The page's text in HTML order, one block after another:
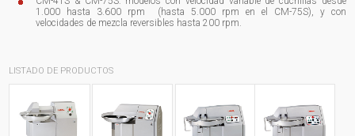
1.000 hasta 3.600 rpm (hasta 5.000 rpm en el CM-75S), y con
velocidades de mezcla reversibles hasta 200 rpm.
LISTADO DE PRODUCTOS